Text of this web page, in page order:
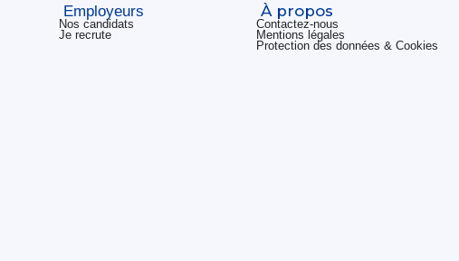
Employeurs
Nos candidats
Je recrute
À propos
Contactez-nous
Mentions légales
Protection des données & Cookies